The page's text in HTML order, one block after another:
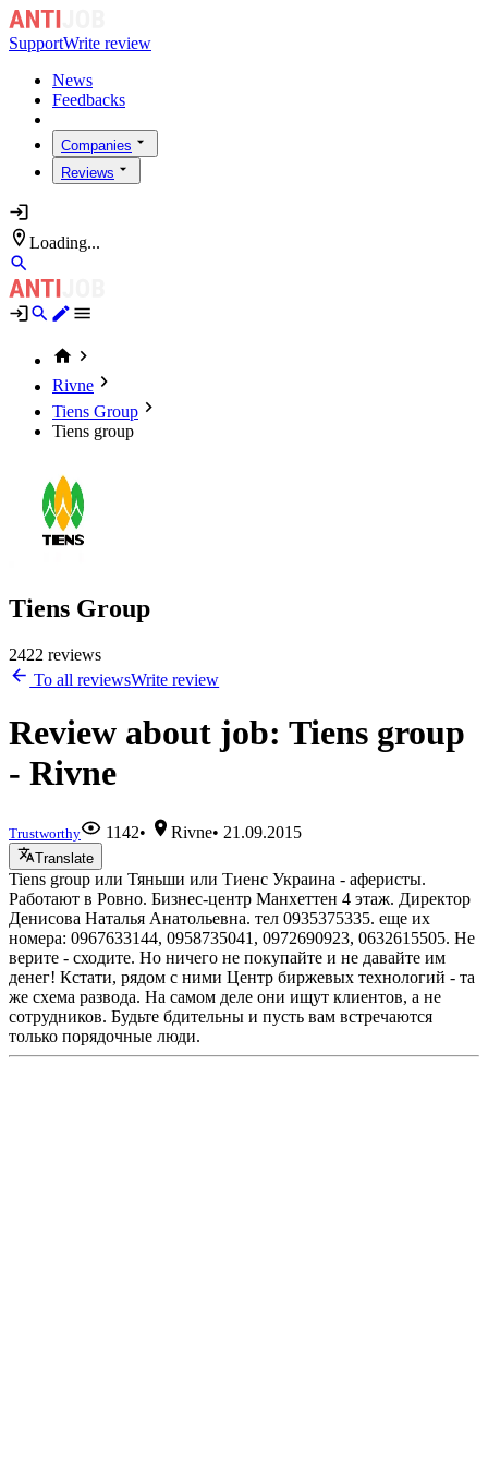
SupportWrite review
News
Feedbacks
Companies
Reviews
Loading...
Rivne
Tiens Group
Tiens group
Tiens Group
2422 reviews
To all reviewsWrite review
Review about job: Tiens group
- Rivne
Trustworthy 1142• Rivne• 21.09.2015
Translate
Tiens group или Тяньши или Тиенс Украина - аферисты.
Работают в Ровно. Бизнес-центр Манхеттен 4 этаж. Директор
Денисова Наталья Анатольевна. тел 0935375335. еще их
номера: 0967633144, 0958735041, 0972690923, 0632615505. Не
верите - сходите. Но ничего не покупайте и не давайте им
денег! Кстати, рядом с ними Центр биржевых технологий - та
же схема развода. На самом деле они ищут клиентов, а не
сотрудников. Будьте бдительны и пусть вам встречаются
только порядочные люди.